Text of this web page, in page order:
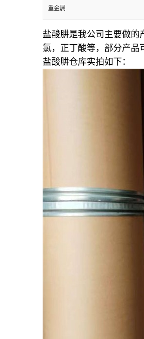
重金属
盐酸肼是我公司主要做的
氯，正丁酸等，部分产品
盐酸肼仓库实拍如下：